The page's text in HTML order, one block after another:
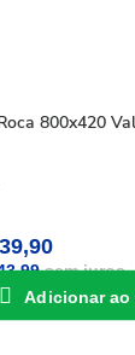
800x420
sem juros
Adicionar ao